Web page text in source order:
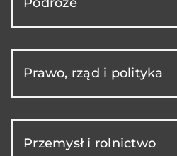
Prawo, rząd i polityka
Przemysł i rolnictwo